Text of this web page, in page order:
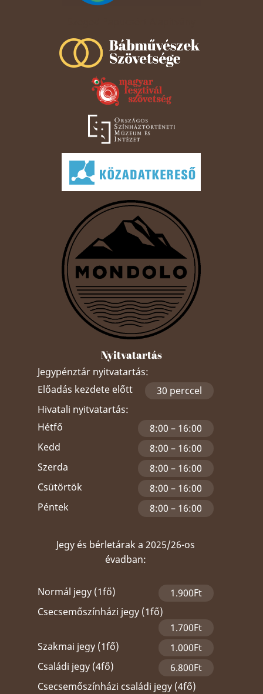
Nyitvatartás
Jegypénztár nyitvatartás:
Előadás kezdete előtt
30 perccel
Hivatali nyitvatartás:
Hétfő
8:00 – 16:00
Kedd
8:00 – 16:00
Szerda
8:00 – 16:00
Csütörtök
8:00 – 16:00
Péntek
8:00 – 16:00
Jegy és bérletárak a 2025/26-os
évadban:
Normál jegy (1fő)
1.900Ft
Csecsemőszínházi jegy (1fő)
1.700Ft
Szakmai jegy (1fő)
1.000Ft
Családi jegy (4fő)
6.800Ft
Csecsemőszínházi családi jegy (4fő)